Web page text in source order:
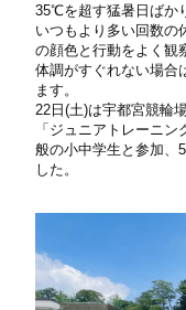
35℃を超す猛暑日ばか
いつもより多い回数の
の顔色と行動をよく観
体調がすぐれない場合
ます。
22日(土)は宇都宮競輪
「ジュニアトレーニ
般の小中学生と参加、
した。